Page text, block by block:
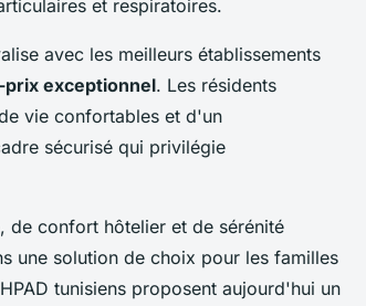
et respiratoires.
avec les meilleurs établissements
exceptionnel. Les résidents
vie confortables et d'un
sécurisé qui privilégie
de confort hôtelier et de sérénité
une solution de choix pour les familles
tunisiens proposent aujourd'hui un